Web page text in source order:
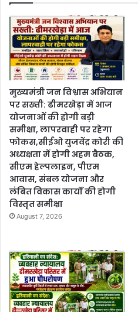
मुख्यमंत्री जन विश्वास अभियान
पर सख्ती: ढीमरखेड़ा में आज
योजनाओं की होगी बड़ी
समीक्षा, लापरवाही पर रहेगा
फोकस,सीईओ युजवेंद्र कोरी की
अध्यक्षता में होगी अहम बैठक,
सीएम हेल्पलाइन, पीएम
आवास, संबल योजना और
लंबित विकास कार्यों की होगी
विस्तृत समीक्षा
August 7, 2026